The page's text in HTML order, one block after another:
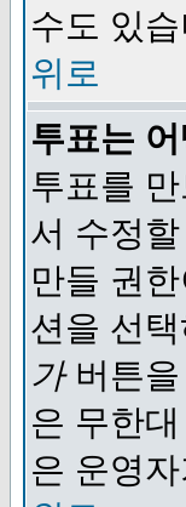
수도 있
위로
투표는
투표를
서 수정
만들 권
션을 선
가버튼을
은 무한
은 운영